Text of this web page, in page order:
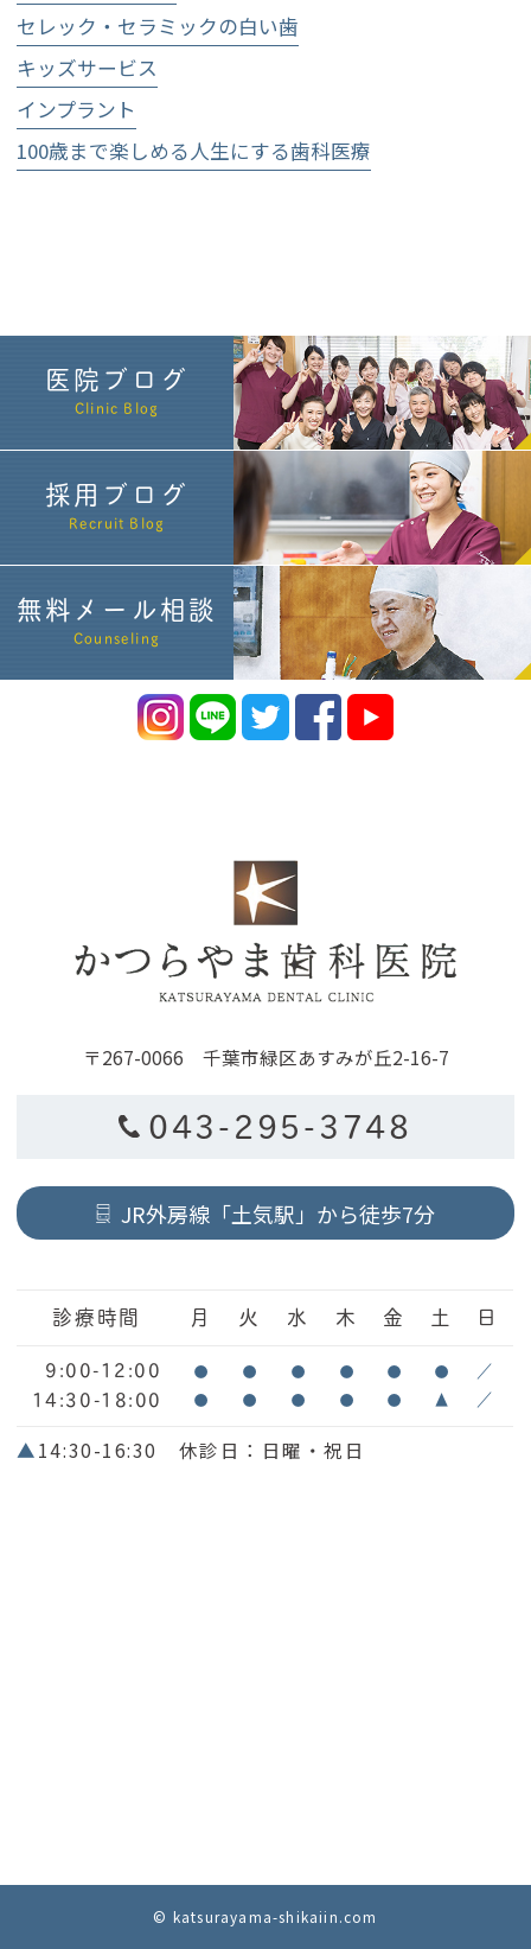
セレック・セラミックの白い歯
キッズサービス
インプラント
100歳まで楽しめる人生にする歯科医療
医院ブログ
Clinic Blog
採用ブログ
Recruit Blog
無料メール相談
Counseling
〒267-0066 千葉市緑区あすみが丘2-16-7
043-295-3748
JR外房線「土気駅」から徒歩7分
診療時間 月 火 水 木 金 土 日
9:00-12:00 ● ● ● ● ● ● ／
14:30-18:00 ● ● ● ● ● ▲ ／
▲14:30-16:30 休診日：日曜・祝日
© katsurayama-shikaiin.com